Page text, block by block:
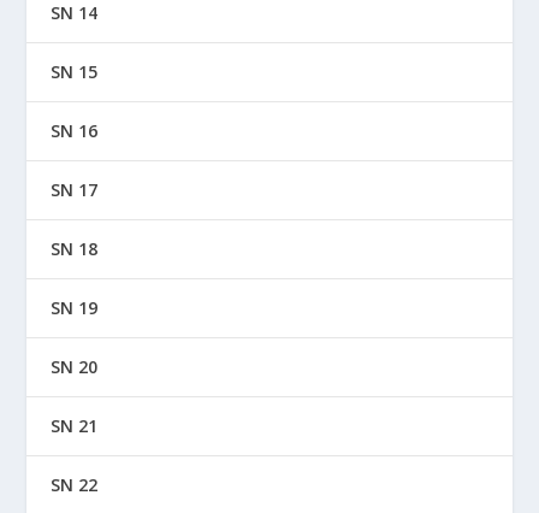
SN 14
SN 15
SN 16
SN 17
SN 18
SN 19
SN 20
SN 21
SN 22